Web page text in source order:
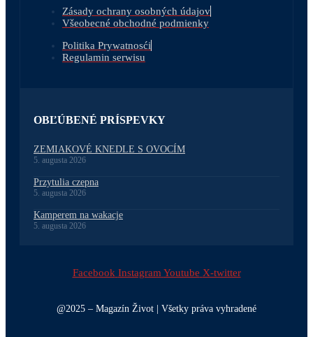
Zásady ochrany osobných údajov
Všeobecné obchodné podmienky
Politika Prywatnosći
Regulamin serwisu
OBĽÚBENÉ PRÍSPEVKY
ZEMIAKOVÉ KNEDLE S OVOCÍM
5. augusta 2026
Przytulia czepna
5. augusta 2026
Kamperem na wakacje
5. augusta 2026
Facebook Instagram Youtube X-twitter
@2025 – Magazín Život | Všetky práva vyhradené